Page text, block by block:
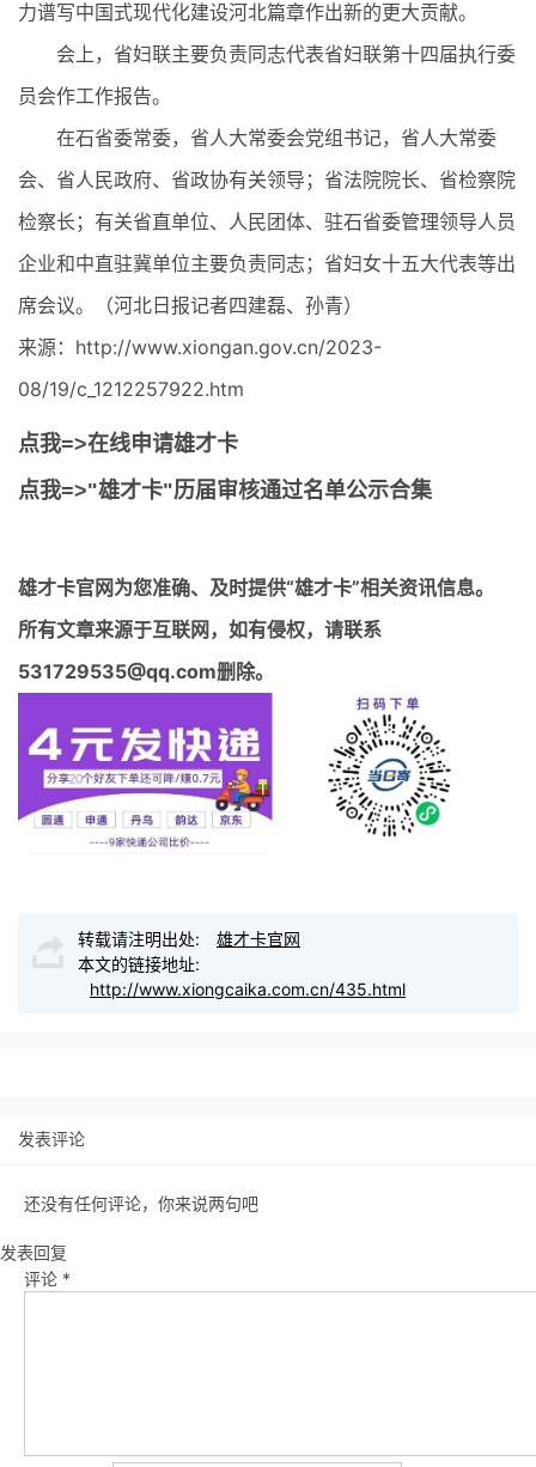
力谱写中国式现代化建设河北篇章作出新的更大贡献。
会上，省妇联主要负责同志代表省妇联第十四届执行委
员会作工作报告。
在石省委常委，省人大常委会党组书记，省人大常委
会、省人民政府、省政协有关领导；省法院院长、省检察院
检察长；有关省直单位、人民团体、驻石省委管理领导人员
企业和中直驻冀单位主要负责同志；省妇女十五大代表等出
席会议。（河北日报记者四建磊、孙青）
来源：http://www.xiongan.gov.cn/2023-
08/19/c_1212257922.htm
点我=>在线申请雄才卡
点我=>"雄才卡"历届审核通过名单公示合集
雄才卡官网为您准确、及时提供“雄才卡”相关资讯信息。
所有文章来源于互联网，如有侵权，请联系
531729535@qq.com删除。
转载请注明出处:
雄才卡官网
本文的链接地址:
http://www.xiongcaika.com.cn/435.html
发表评论
还没有任何评论，你来说两句吧
发表回复
评论 *